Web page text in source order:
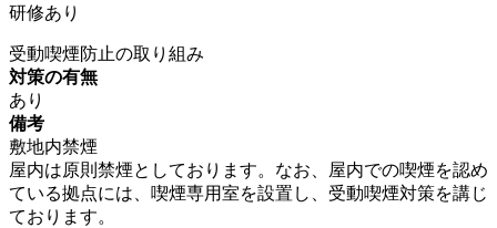
研修あり
受動喫煙防止の取り組み
対策の有無
あり
備考
敷地内禁煙
屋内は原則禁煙としております。なお、屋内での喫煙を認め
ている拠点には、喫煙専用室を設置し、受動喫煙対策を講じ
ております。